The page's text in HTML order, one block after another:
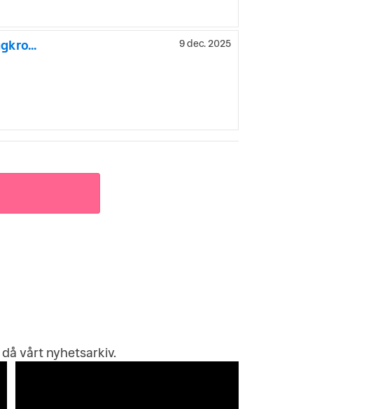
9 dec. 2025
vårtnyhetsarkiv.